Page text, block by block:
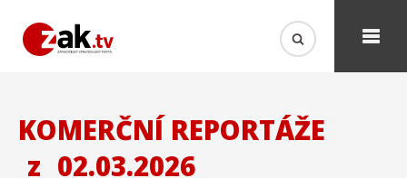
KOMERČNÍ REPORTÁŽE
z 02.03.2026